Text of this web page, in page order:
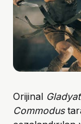
Orijinal
Commodus